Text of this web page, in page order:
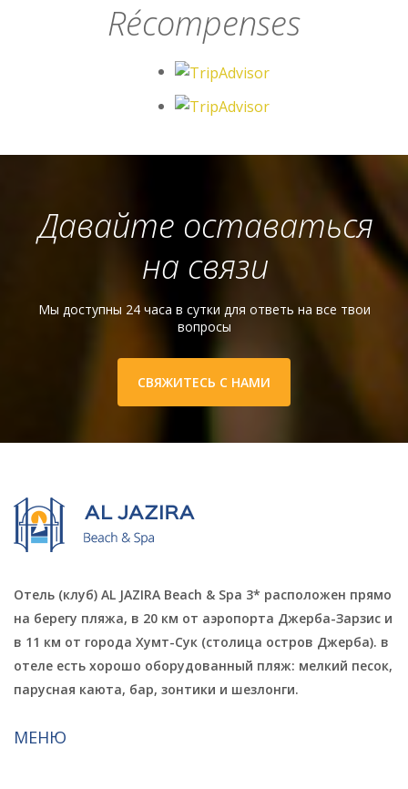
Récompenses
Давайте оставаться
на связи
Мы доступны 24 часа в сутки для ответь на все твои
вопросы
СВЯЖИТЕСЬ С НАМИ
Отель (клуб) AL JAZIRA Beach & Spa 3* расположен прямо
на берегу пляжа, в 20 км от аэропорта Джерба-Зарзис и
в 11 км от города Хумт-Сук (столица остров Джерба). в
отеле есть хорошо оборудованный пляж: мелкий песок,
парусная каюта, бар, зонтики и шезлонги.
МЕНЮ